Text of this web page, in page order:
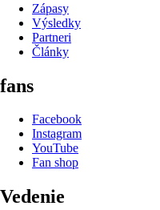
Zápasy
Výsledky
Partneri
Články
fans
Facebook
Instagram
YouTube
Fan shop
Vedenie